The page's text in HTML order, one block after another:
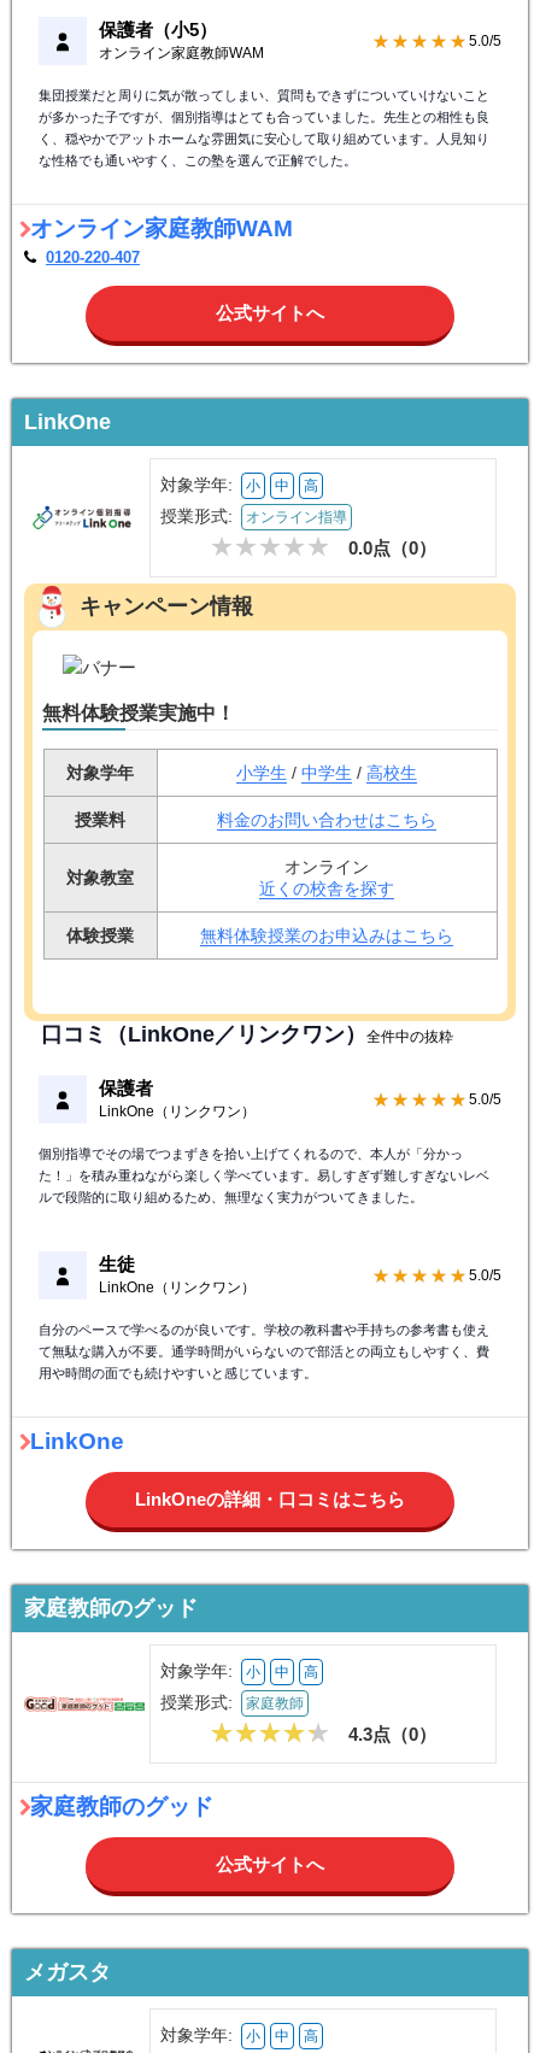
保護者（小5）
オンライン家庭教師WAM
★★★★★ 5.0/5
集団授業だと周りに気が散ってしまい、質問もできずについていけないこと
が多かった子ですが、個別指導はとても合っていました。先生との相性も良
く、穏やかでアットホームな雰囲気に安心して取り組めています。人見知り
な性格でも通いやすく、この塾を選んで正解でした。
オンライン家庭教師WAM
0120-220-407
公式サイトへ
LinkOne
対象学年: 小 中 高
授業形式: オンライン指導
0.0点（0）
キャンペーン情報
無料体験授業実施中！
対象学年 小学生 / 中学生 / 高校生
授業料 料金のお問い合わせはこちら
対象教室
オンライン
近くの校舎を探す
体験授業 無料体験授業のお申込みはこちら
口コミ（LinkOne／リンクワン） 全件中の抜粋
保護者
LinkOne（リンクワン）
★★★★★ 5.0/5
個別指導でその場でつまずきを拾い上げてくれるので、本人が「分かっ
た！」を積み重ねながら楽しく学べています。易しすぎず難しすぎないレベ
ルで段階的に取り組めるため、無理なく実力がついてきました。
生徒
LinkOne（リンクワン）
★★★★★ 5.0/5
自分のペースで学べるのが良いです。学校の教科書や手持ちの参考書も使え
て無駄な購入が不要。通学時間がいらないので部活との両立もしやすく、費
用や時間の面でも続けやすいと感じています。
LinkOne
LinkOneの詳細・口コミはこちら
家庭教師のグッド
対象学年: 小 中 高
授業形式: 家庭教師
4.3点（0）
家庭教師のグッド
公式サイトへ
メガスタ
対象学年: 小 中 高